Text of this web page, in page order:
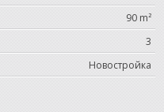
90 m²
3
Новостройка